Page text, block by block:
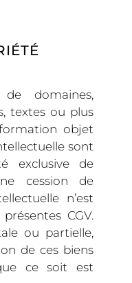
domaines,
textes ou plus
objet
sont
exclusive de
cession de
n’est
CGV.
ou partielle,
de ces biens
ce soit est